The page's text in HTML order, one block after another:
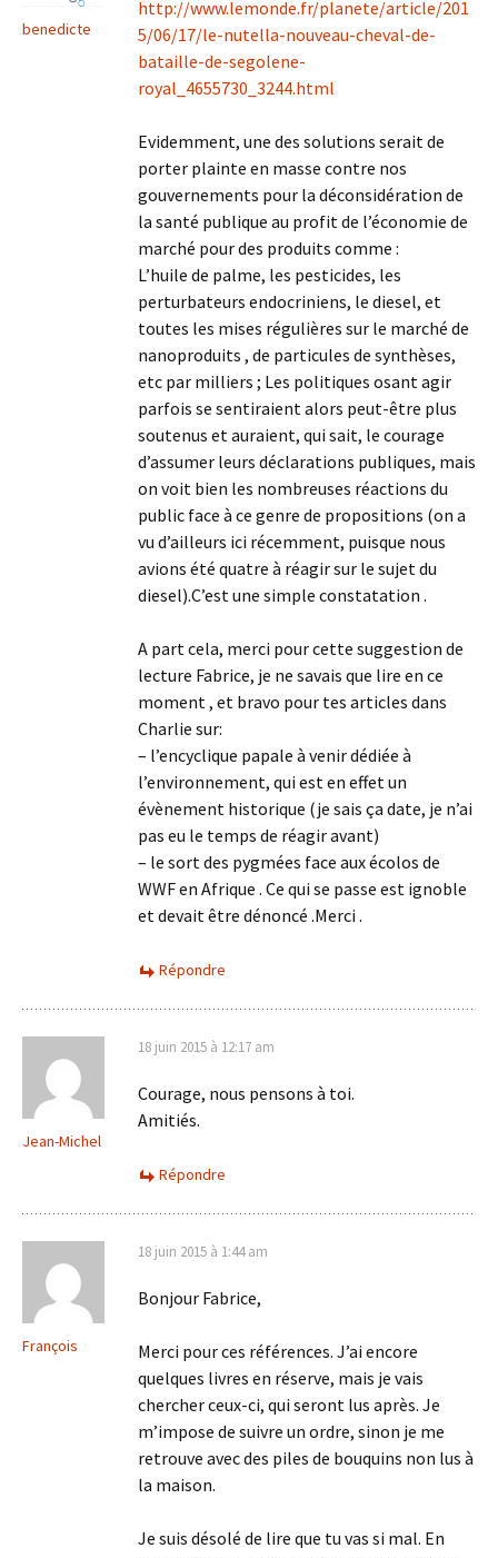
benedicte
http://www.lemonde.fr/planete/article/201
5/06/17/le-nutella-nouveau-cheval-de-
bataille-de-segolene-
royal_4655730_3244.html
Evidemment, une des solutions serait de
porter plainte en masse contre nos
gouvernements pour la déconsidération de
la santé publique au profit de l’économie de
marché pour des produits comme :
L’huile de palme, les pesticides, les
perturbateurs endocriniens, le diesel, et
toutes les mises régulières sur le marché de
nanoproduits , de particules de synthèses,
etc par milliers ; Les politiques osant agir
parfois se sentiraient alors peut-être plus
soutenus et auraient, qui sait, le courage
d’assumer leurs déclarations publiques, mais
on voit bien les nombreuses réactions du
public face à ce genre de propositions (on a
vu d’ailleurs ici récemment, puisque nous
avions été quatre à réagir sur le sujet du
diesel).C’est une simple constatation .
A part cela, merci pour cette suggestion de
lecture Fabrice, je ne savais que lire en ce
moment , et bravo pour tes articles dans
Charlie sur:
– l’encyclique papale à venir dédiée à
l’environnement, qui est en effet un
évènement historique (je sais ça date, je n’ai
pas eu le temps de réagir avant)
– le sort des pygmées face aux écolos de
WWF en Afrique . Ce qui se passe est ignoble
et devait être dénoncé .Merci .
Répondre
Jean-Michel
18 juin 2015 à 12:17 am
Courage, nous pensons à toi.
Amitiés.
Répondre
François
18 juin 2015 à 1:44 am
Bonjour Fabrice,
Merci pour ces références. J’ai encore
quelques livres en réserve, mais je vais
chercher ceux-ci, qui seront lus après. Je
m’impose de suivre un ordre, sinon je me
retrouve avec des piles de bouquins non lus à
la maison.
Je suis désolé de lire que tu vas si mal. En